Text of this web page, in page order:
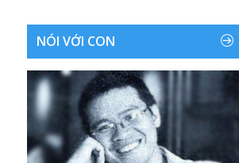
NÓI VỚI CON